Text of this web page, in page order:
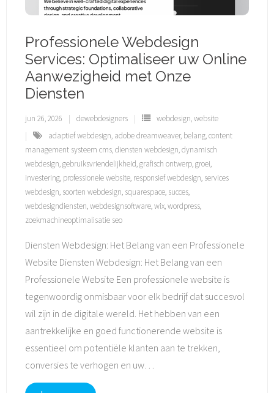
Professionele Webdesign
Services: Optimaliseer uw Online
Aanwezigheid met Onze
Diensten
jun 26, 2026 dewebdesigners webdesign,website
adaptief webdesign, adobe dreamweaver, belang,content
management systeem cms,diensten webdesign,dynamisch
webdesign,gebruiksvriendelijkheid,grafisch ontwerp,groei,
investering, professionele website, responsief webdesign, services
webdesign, soorten webdesign, squarespace, succes,
webdesigndiensten,webdesignsoftware,wix,wordpress,
zoekmachineoptimalisatie seo
Diensten Webdesign: Het Belang van een Professionele
Website Diensten Webdesign: Het Belang van een
Professionele Website Een professionele website is
tegenwoordig onmisbaar voor elk bedrijf dat succesvol
wil zijn in de digitale wereld. Het hebben van een
aantrekkelijke en goed functionerende website is
essentieel om potentiële klanten aan te trekken,
conversies te verhogen en uw…